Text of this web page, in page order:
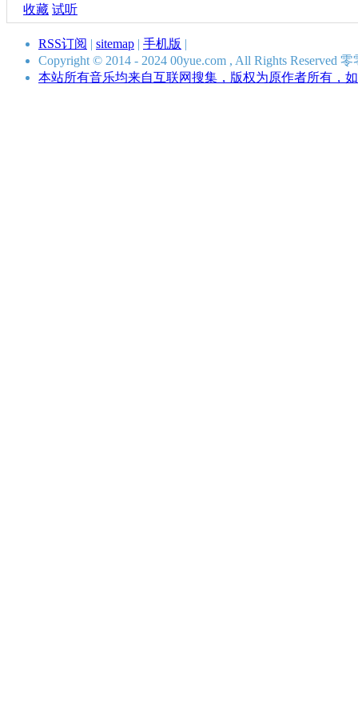
收藏 试听
RSS订阅 | sitemap | 手机版 |
Copyright © 2014 - 2024 00yue.com , All Rights Reserved
本站所有音乐均来自互联网搜集，版权为原作者所有，